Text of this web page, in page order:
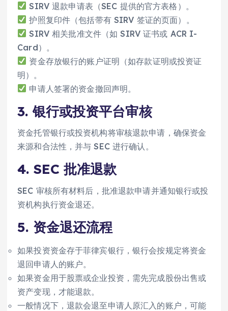
SIRV 退款申请表（SEC 提供的官方表格）。
护照复印件（包括带有 SIRV 签证的页面）。
SIRV 相关批准文件（如 SIRV 证书或 ACR I-
Card）。
资金存放银行的账户证明（如存款证明或投资证
明）。
申请人签署的资金撤回声明。
3. 银行或投资平台审核
资金托管银行或投资机构将审核退款申请，确保资金
来源和合法性，并与 SEC 进行确认。
4. SEC 批准退款
SEC 审核所有材料后，批准退款申请并通知银行或投
资机构执行资金退还。
5. 资金退还流程
如果投资资金存于菲律宾银行，银行会按规定将资金
退回申请人的账户。
如果资金用于股票或企业投资，需先完成股份出售或
资产变现，才能退款。
一般情况下，退款会退至申请人原汇入的账户，可能